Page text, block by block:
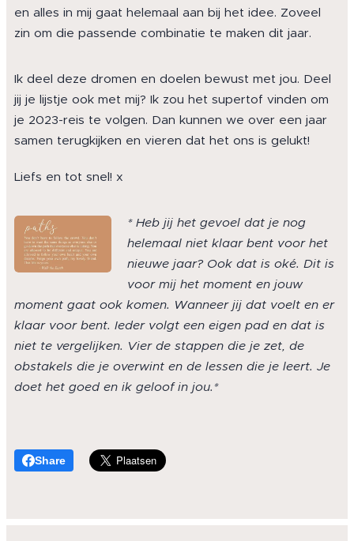
en alles in mij gaat helemaal aan bij het idee. Zoveel
zin om die passende combinatie te maken dit jaar.
Ik deel deze dromen en doelen bewust met jou. Deel
jij je lijstje ook met mij? Ik zou het supertof vinden om
je 2023-reis te volgen. Dan kunnen we over een jaar
samen terugkijken en vieren dat het ons is gelukt!
Liefs en tot snel! x
* Heb jij het gevoel dat je nog
helemaal niet klaar bent voor het
nieuwe jaar? Ook dat is oké. Dit is
voor mij het moment en jouw
moment gaat ook komen. Wanneer jij dat voelt en er
klaar voor bent. Ieder volgt een eigen pad en dat is
niet te vergelijken. Vier de stappen die je zet, de
obstakels die je overwint en de lessen die je leert. Je
doet het goed en ik geloof in jou.*
Share